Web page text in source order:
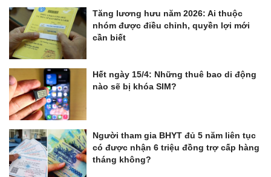
Tăng lương hưu năm 2026: Ai thuộc
nhóm được điều chỉnh, quyền lợi mới
cần biết
Hết ngày 15/4: Những thuê bao di động
nào sẽ bị khóa SIM?
Người tham gia BHYT đủ 5 năm liên tục
có được nhận 6 triệu đồng trợ cấp hàng
tháng không?